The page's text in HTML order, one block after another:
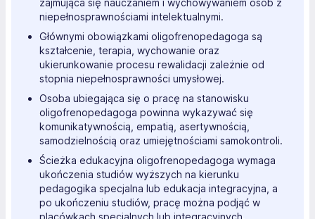
zajmująca się nauczaniem i wychowywaniem osób z
niepełnosprawnościami intelektualnymi.
Głównymi obowiązkami oligofrenopedagoga są
kształcenie, terapia, wychowanie oraz
ukierunkowanie procesu rewalidacji zależnie od
stopnia niepełnosprawności umysłowej.
Osoba ubiegająca się o pracę na stanowisku
oligofrenopedagoga powinna wykazywać się
komunikatywnością, empatią, asertywnością,
samodzielnością oraz umiejętnościami samokontroli.
Ścieżka edukacyjna oligofrenopedagoga wymaga
ukończenia studiów wyższych na kierunku
pedagogika specjalna lub edukacja integracyjna, a
po ukończeniu studiów, pracę można podjąć w
placówkach specjalnych lub integracyjnych.